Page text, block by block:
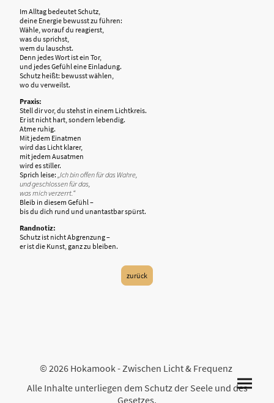
Im Alltag bedeutet Schutz,
deine Energie bewusst zu führen:
Wähle, worauf du reagierst,
was du sprichst,
wem du lauschst.
Denn jedes Wort ist ein Tor,
und jedes Gefühl eine Einladung.
Schutz heißt: bewusst wählen,
wo du verweilst.
Praxis:
Stell dir vor, du stehst in einem Lichtkreis.
Er ist nicht hart, sondern lebendig.
Atme ruhig.
Mit jedem Einatmen
wird das Licht klarer,
mit jedem Ausatmen
wird es stiller.
Sprich leise: „Ich bin offen für das Wahre,
und geschlossen für das,
was mich verzerrt.“
Bleib in diesem Gefühl –
bis du dich rund und unantastbar spürst.
Randnotiz:
Schutz ist nicht Abgrenzung –
er ist die Kunst, ganz zu bleiben.
zurück
© 2026 Hokamook - Zwischen Licht & Frequenz
Alle Inhalte unterliegen dem Schutz der Seele und des
Gesetzes.